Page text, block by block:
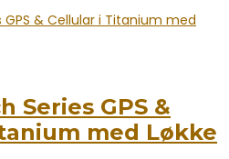
Series GPS &
med Løkke